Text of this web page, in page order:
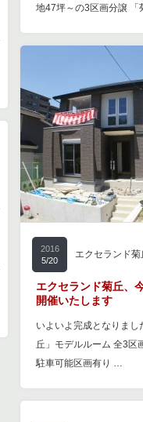
地47坪～の3区画分譲
2016
5/20
エクセランド
エクセランド菊丘、
開催いたします
いよいよ完成となりまし
丘」モデルルーム 全3区
駐車可能区画有り …